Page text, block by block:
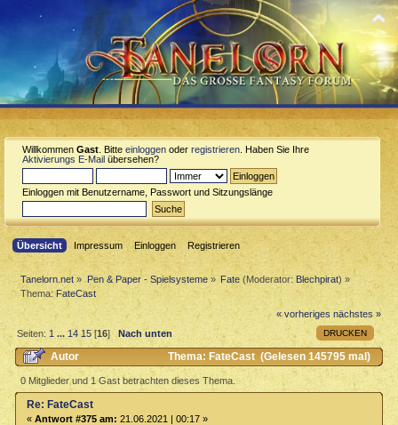
Willkommen Gast . Bitte einloggen oder registrieren . Haben Sie Ihre
Aktivierungs E-Mail übersehen?
Einloggen mit Benutzername, Passwort und Sitzungslänge
Übersicht Impressum Einloggen Registrieren
Tanelorn.net » Pen & Paper - Spielsysteme» Fate (Moderator: Blechpirat) »
Thema: FateCast
« vorheriges nächstes »
DRUCKEN
Seiten:1 ...14 15[16] Nach unten
Autor Thema: FateCast (Gelesen 145795 mal)
0 Mitglieder und 1 Gast betrachten dieses Thema.
Re: FateCast
« Antwort #375 am: 21.06.2021 | 00:17 »